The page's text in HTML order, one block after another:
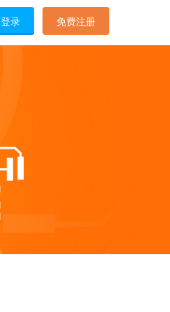
登录 免费注册